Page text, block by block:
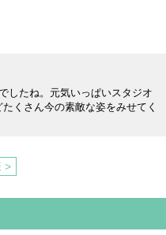
したね。元気いっぱいスタジオ
くさん今の素敵な姿をみせてく
>